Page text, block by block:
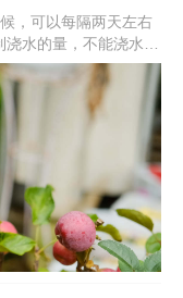
，可以每隔两天左右
水的量，不能浇水太
要每个月施加3~4次
之间；4、光照：海
它放置在阳光充足的地